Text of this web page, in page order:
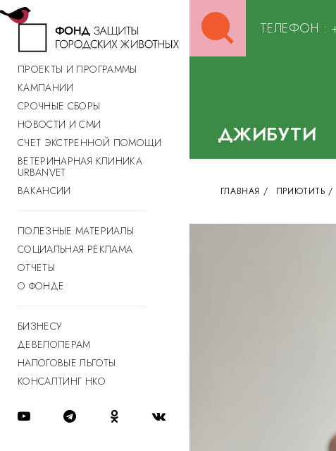
ПРОЕКТЫ И ПРОГРАММЫ
КАМПАНИИ
СРОЧНЫЕ СБОРЫ
НОВОСТИ И СМИ
СЧЕТ ЭКСТРЕННОЙ ПОМОЩИ
ВЕТЕРИНАРНАЯ КЛИНИКА
URBANVET
ВАКАНСИИ
ПОЛЕЗНЫЕ МАТЕРИАЛЫ
СОЦИАЛЬНАЯ РЕКЛАМА
ОТЧЕТЫ
О ФОНДЕ
БИЗНЕСУ
ДЕВЕЛОПЕРАМ
НАЛОГОВЫЕ ЛЬГОТЫ
КОНСАЛТИНГ НКО
for:
ТЕЛЕФОН :
ДЖИБУТИ
ГЛАВНАЯ / ПРИЮТИТЬ /